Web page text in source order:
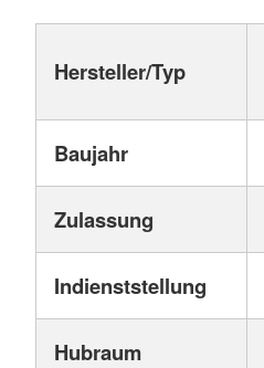
Hersteller/Typ
Baujahr
Zulassung
Indienststellung
Hubraum